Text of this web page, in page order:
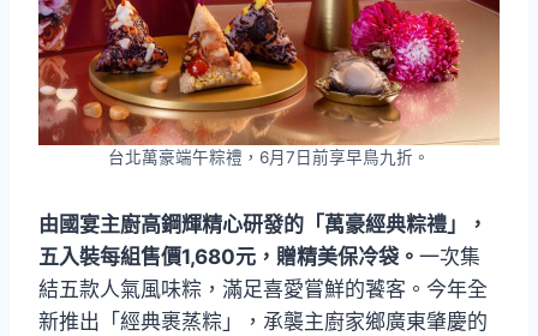
台北萬豪端午粽禮，6月7日前享早鳥九折。
由國宴主廚高鋼輝精心研發的「萬豪經典粽禮」，
五入裝每組售價1,680元，贈精美保冷袋。 一次集
結五款人氣風味粽，滿足喜愛嘗鮮的饕客。今年全
新推出「經典裹蒸粽」，承襲主廚家鄉廣東肇慶的